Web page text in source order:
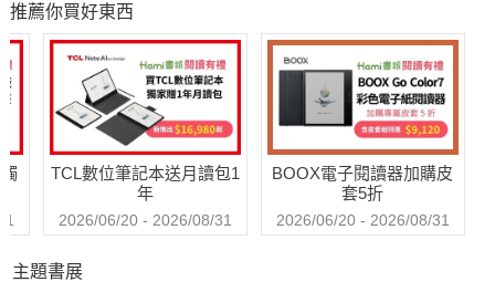
推薦你買好東西
TCL數位筆記本送月讀包1
年
2026/06/20 - 2026/08/31
BOOX電子閱讀器加購皮
套5折
2026/06/20 - 2026/08/31
主題書展